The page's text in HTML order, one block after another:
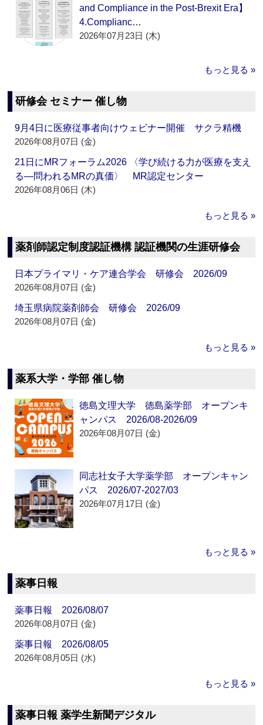
and Compliance in the Post-Brexit Era】
4.Complianc…
2026年07月23日 (木)
もっと見る »
研修会 セミナー 催し物
9月4日に医療従事者向けウェビナー開催 サクラ精機
2026年08月07日 (金)
21日にMRフォーラム2026 〈学び続ける力が医療を支え
る―問われるMRの真価〉 MR認定センター
2026年08月06日 (木)
もっと見る »
薬剤師認定制度認証機構 認証機関の生涯研修会
日本プライマリ・ケア連合学会 研修会 2026/09
2026年08月07日 (金)
埼玉県病院薬剤師会 研修会 2026/09
2026年08月07日 (金)
もっと見る »
薬系大学・学部 催し物
徳島文理大学 徳島薬学部 オープンキ
ャンパス 2026/08-2026/09
2026年08月07日 (金)
同志社女子大学薬学部 オープンキャン
パス 2026/07-2027/03
2026年07月17日 (金)
もっと見る »
薬事日報
薬事日報 2026/08/07
2026年08月07日 (金)
薬事日報 2026/08/05
2026年08月05日 (水)
もっと見る »
薬事日報 薬学生新聞デジタル